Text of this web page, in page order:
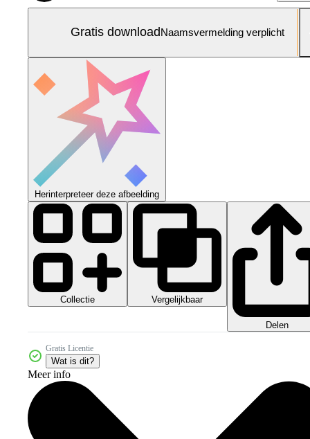
Gratis downloadNaamsvermelding verplicht
Herinterpreteer deze afbeelding
Collectie Vergelijkbaar
Delen
Gratis Licentie
Wat is dit?
Meer info